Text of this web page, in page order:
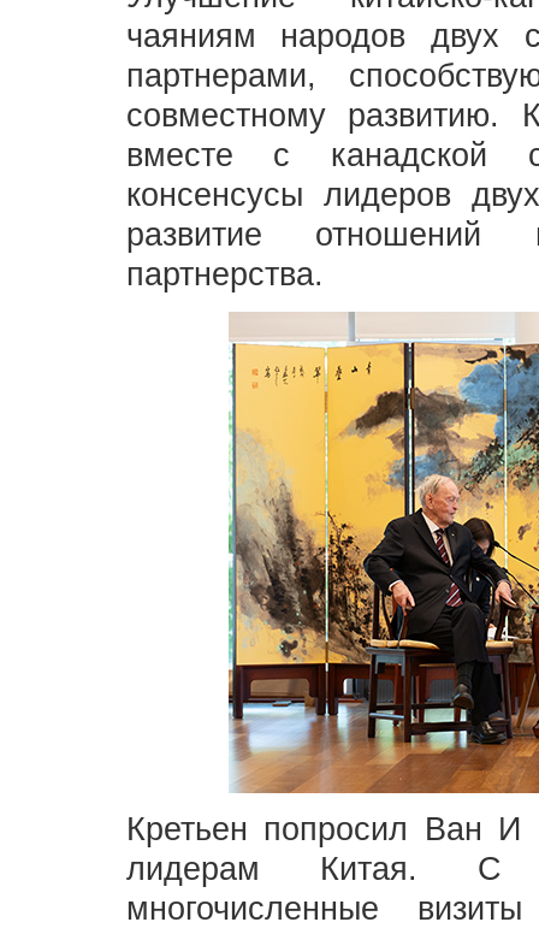
чаяниям народов двух
партнерами,
совместному развитию.
вместе с канадской
консенсусы лидеров
развитие отношений
партнерства.
Кретьен попросил Ван И
лидерам Китая. С
многочисленные